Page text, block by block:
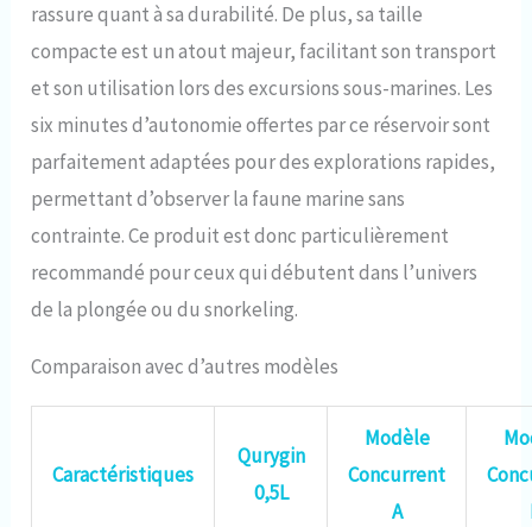
rassure quant à sa durabilité. De plus, sa taille
compacte est un atout majeur, facilitant son transport
et son utilisation lors des excursions sous-marines. Les
six minutes d’autonomie offertes par ce réservoir sont
parfaitement adaptées pour des explorations rapides,
permettant d’observer la faune marine sans
contrainte. Ce produit est donc particulièrement
recommandé pour ceux qui débutent dans l’univers
de la plongée ou du snorkeling.
Comparaison avec d’autres modèles
Caractéristiques
Qurygin
0,5L
Modèle
Concurrent
A